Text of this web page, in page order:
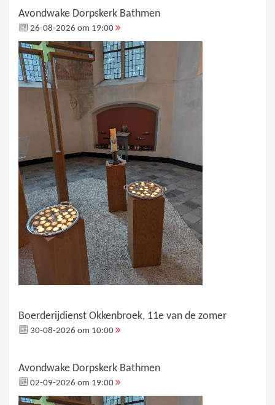
Avondwake Dorpskerk Bathmen
26-08-2026 om 19:00
Boerderijdienst Okkenbroek, 11e van de zomer
30-08-2026 om 10:00
Avondwake Dorpskerk Bathmen
02-09-2026 om 19:00